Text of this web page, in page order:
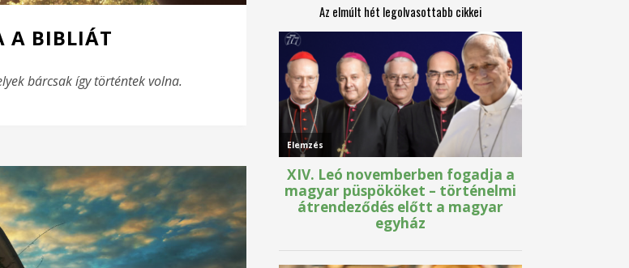
A BIBLIÁT
bárcsak így történtek volna.
Az elmúlt hét legolvasottabb cikkei